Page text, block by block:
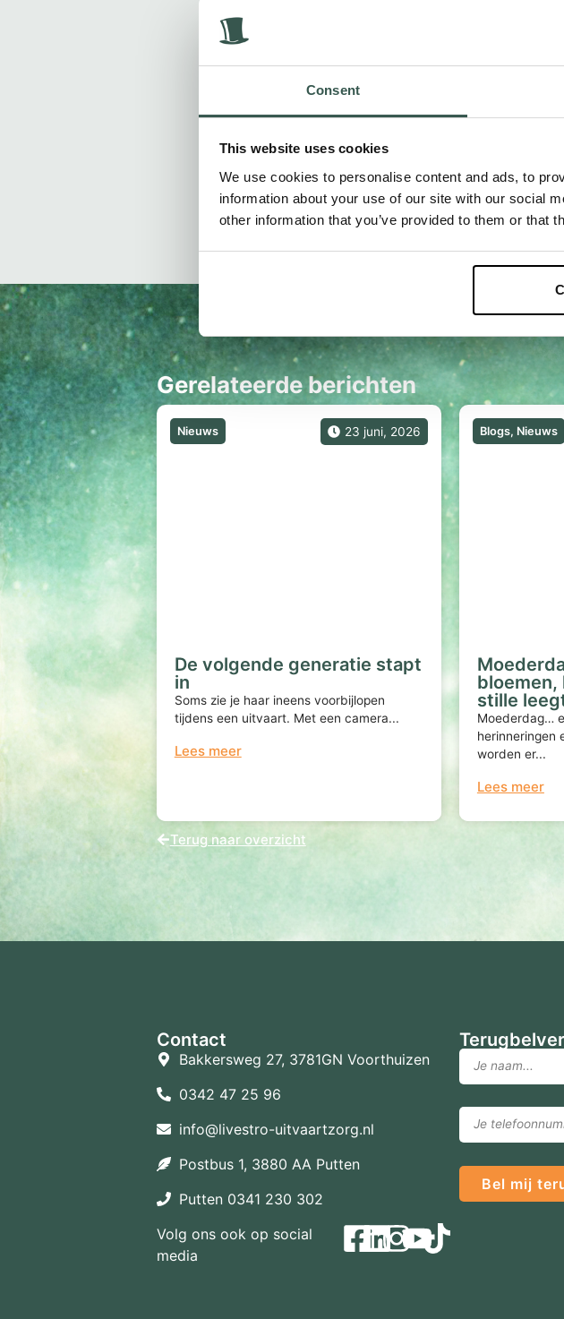
Consent
This website uses cookies
We use cookies to personalise content and ads, to
information about your use of our site with our social
other information that you’ve provided to them or that
we symbolisch zullen versturen in een
Omdat liefde blijft …
Gerelateerde berichten
23 juni, 2026
Nieuws
De volgende generatie stapt
in
Soms zie je haar ineens voorbijlopen
tijdens een uitvaart. Met een camera...
Lees meer
Blogs, Nieuws
bloemen,
stille
Moederdag…
herinneringen
worden er...
Lees meer
Terug naar overzicht
Contact
Bakkersweg 27, 3781GN Voorthuizen
0342 47 25 96
info@livestro-uitvaartzorg.nl
Postbus 1, 3880 AA Putten
Putten 0341 230 302
Volg ons ook op social
media
Bel mij